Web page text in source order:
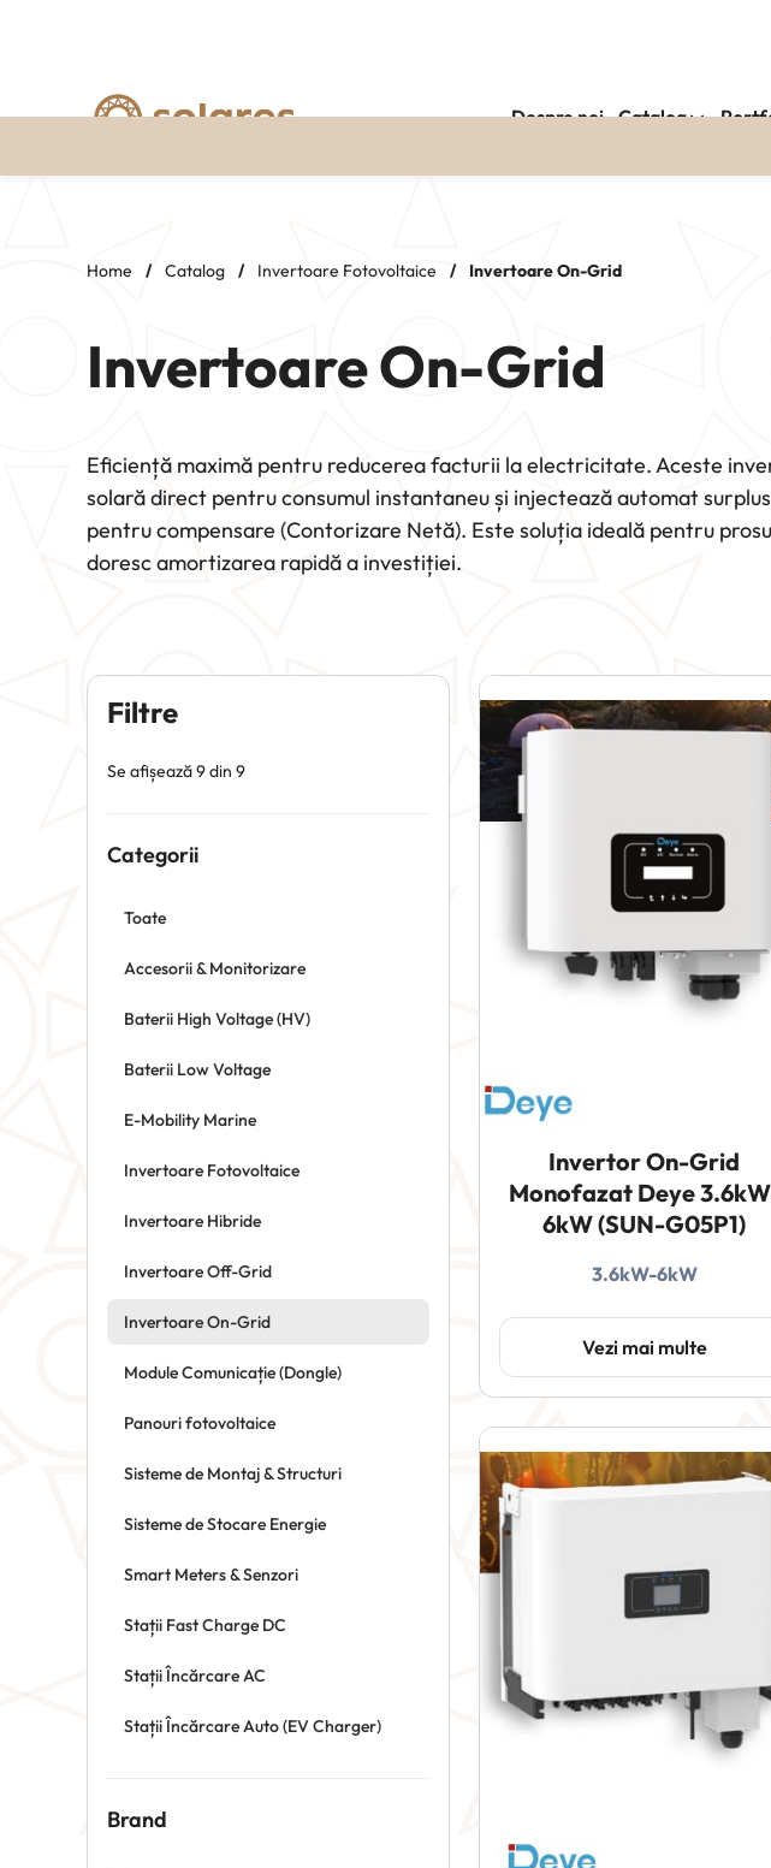
Skip
Despre noi Catalog
Home / Catalog / Invertoare Fotovoltaice / Invertoare On-Grid
Invertoare On-Grid
Eficiență maximă pentru reducerea facturii la electricitate. Aceste
solară direct pentru consumul instantaneu și injectează automat
pentru compensare (Contorizare Netă). Este soluția ideală pentru
doresc amortizarea rapidă a investiției.
Filtre
Se afișează 9 din 9
Categorii
Toate
Accesorii & Monitorizare
Baterii High Voltage (HV)
Baterii Low Voltage
E-Mobility Marine
Invertoare Fotovoltaice
Invertoare Hibride
Invertoare Off-Grid
Invertoare On-Grid
Module Comunicație (Dongle)
Panouri fotovoltaice
Sisteme de Montaj & Structuri
Sisteme de Stocare Energie
Smart Meters & Senzori
Stații Fast Charge DC
Stații Încărcare AC
Stații Încărcare Auto (EV Charger)
Brand
Invertor On-Grid
Monofazat Deye
6kW (SUN-G05P1)
3.6kW-6kW
Vezi mai multe